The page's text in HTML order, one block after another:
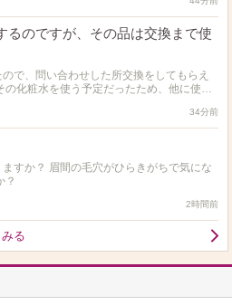
るのですが、その品は交換まで使
で、問い合わせした所交換をしてもらえ
化粧水を使う予定だったため、他に使用
は３日後なのですが使用…
34分前
すか？ 眉間の毛穴がひらきがちで気にな
？
2時間前
る